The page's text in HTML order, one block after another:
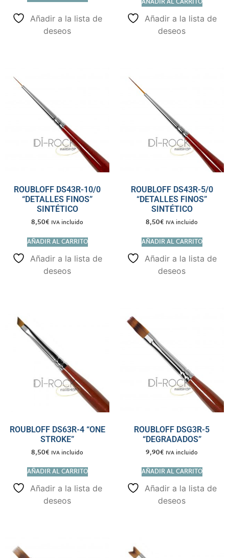
Añadir a la lista de
deseos
Añadir a la lista de
deseos
ROUBLOFF DS43R-10/0
“DETALLES FINOS”
SINTÉTICO
8,50€ IVA incluido
AÑADIR AL CARRITO
Añadir a la lista de
deseos
ROUBLOFF DS43R-5/0
“DETALLES FINOS”
SINTÉTICO
8,50€ IVA incluido
AÑADIR AL CARRITO
Añadir a la lista de
deseos
ROUBLOFF DS63R-4 “ONE
STROKE”
8,50€ IVA incluido
AÑADIR AL CARRITO
Añadir a la lista de
deseos
ROUBLOFF DSG3R-5
“DEGRADADOS”
9,90€ IVA incluido
AÑADIR AL CARRITO
Añadir a la lista de
deseos